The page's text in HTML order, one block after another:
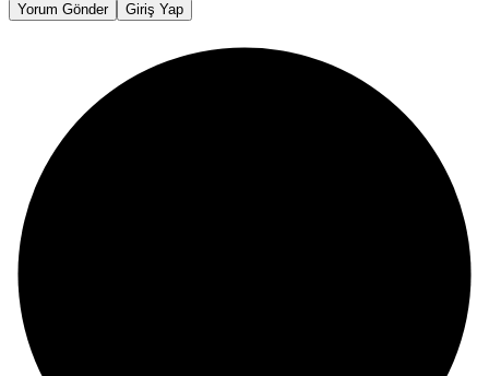
Yorum Gönder Giriş Yap